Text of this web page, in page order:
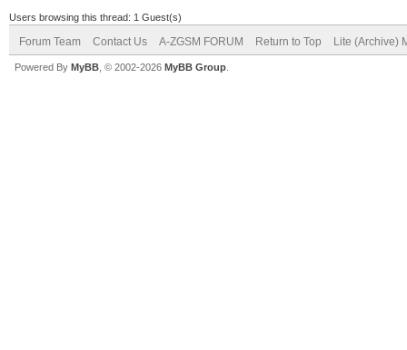
Users browsing this thread: 1 Guest(s)
Forum Team Contact Us A-ZGSM FORUM Return to Top Lite (Archive)
Powered By MyBB , © 2002-2026 MyBB Group